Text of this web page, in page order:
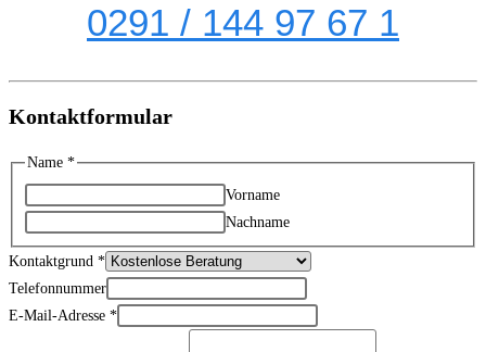
0291 / 144 97 67 1
Kontaktformular
Kontaktgrund
Nachricht
Name
Name *
Vorname
Nachname
Kontaktgrund *
Telefonnummer
E-Mail-Adresse *